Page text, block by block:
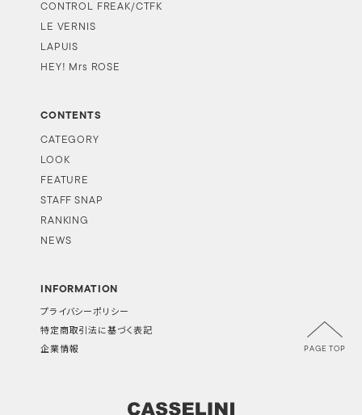
CONTROL FREAK/CTFK
LE VERNIS
LAPUIS
HEY! Mrs ROSE
CONTENTS
CATEGORY
LOOK
FEATURE
STAFF SNAP
RANKING
NEWS
INFORMATION
プライバシーポリシー
特定商取引法に基づく表記
企業情報 PAGE TOP